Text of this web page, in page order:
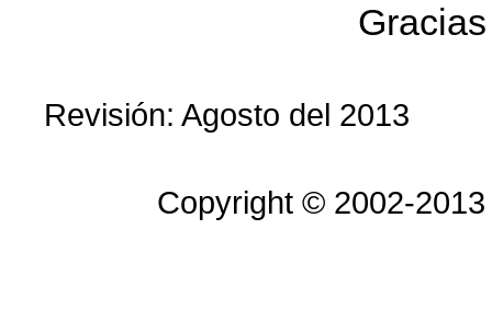
Revisión: Agosto del 2013
Copyright © 2002-